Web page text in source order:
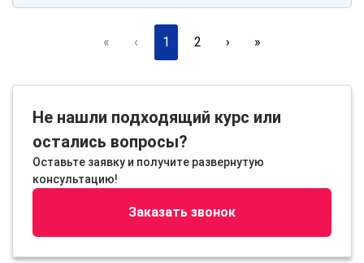
« ‹ 1 2 › »
Не нашли подходящий курс или
остались вопросы?
Оставьте заявку и получите развернутую
консультацию!
Заказать звонок